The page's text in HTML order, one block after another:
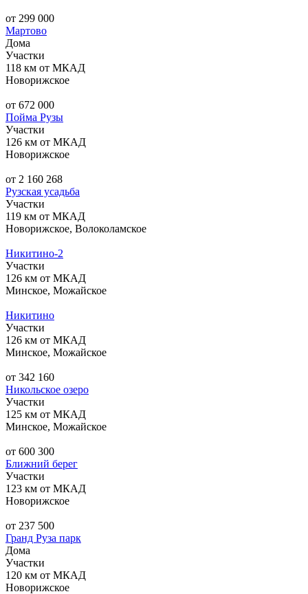
от 299 000
Мартово
Дома
Участки
118 км от МКАД
Новорижское
от 672 000
Пойма Рузы
Участки
126 км от МКАД
Новорижское
от 2 160 268
Рузская усадьба
Участки
119 км от МКАД
Новорижское, Волоколамское
Никитино-2
Участки
126 км от МКАД
Минское, Можайское
Никитино
Участки
126 км от МКАД
Минское, Можайское
от 342 160
Никольское озеро
Участки
125 км от МКАД
Минское, Можайское
от 600 300
Ближний берег
Участки
123 км от МКАД
Новорижское
от 237 500
Гранд Руза парк
Дома
Участки
120 км от МКАД
Новорижское